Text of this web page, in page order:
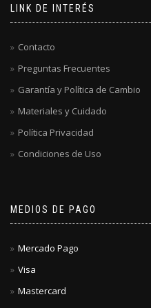
LINK DE INTERÉS
Contacto
Preguntas Frecuentes
Garantía y Política de Cambio
Materiales y Cuidado
Política Privacidad
Condiciones de Uso
MEDIOS DE PAGO
Mercado Pago
Visa
Mastercard